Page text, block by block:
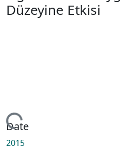
Düzeyine Etkisi
Date
2015